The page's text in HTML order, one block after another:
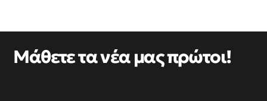
Μάθετε τα νέα μας πρώτοι!